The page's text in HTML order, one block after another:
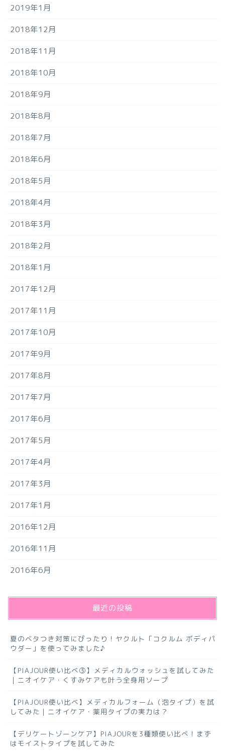
2019年1月
2018年12月
2018年11月
2018年10月
2018年9月
2018年8月
2018年7月
2018年6月
2018年5月
2018年4月
2018年3月
2018年2月
2018年1月
2017年12月
2017年11月
2017年10月
2017年9月
2017年8月
2017年7月
2017年6月
2017年5月
2017年4月
2017年3月
2017年1月
2016年12月
2016年11月
2016年6月
最近の投稿
夏のベタつき対策にぴったり！ヤクルト「コクルム ボディパ
ウダー」を使ってみました♪
【PIAJOUR使い比べ③】メディカルウォッシュを試してみた
｜ニオイケア・くすみケアも叶う全身用ソープ
【PIAJOUR使い比べ】メディカルフォーム（泡タイプ）を試
してみた｜ニオイケア・薬用タイプの実力は？
【デリケートゾーンケア】PIAJOURを3種類使い比べ！まず
はモイストタイプを試してみた